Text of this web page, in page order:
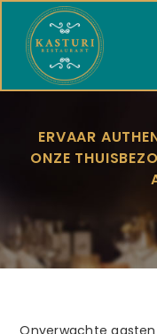
Kasturi
Restaurant
ERVAAR
ONZE
Onverwachte